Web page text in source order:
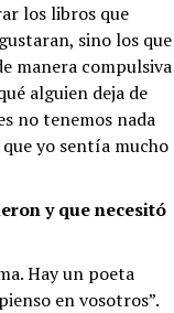
los libros que
sino los que
manera compulsiva
alguien deja de
no tenemos nada
yo sentía mucho
y que necesitó
Hay un poeta
en vosotros”.